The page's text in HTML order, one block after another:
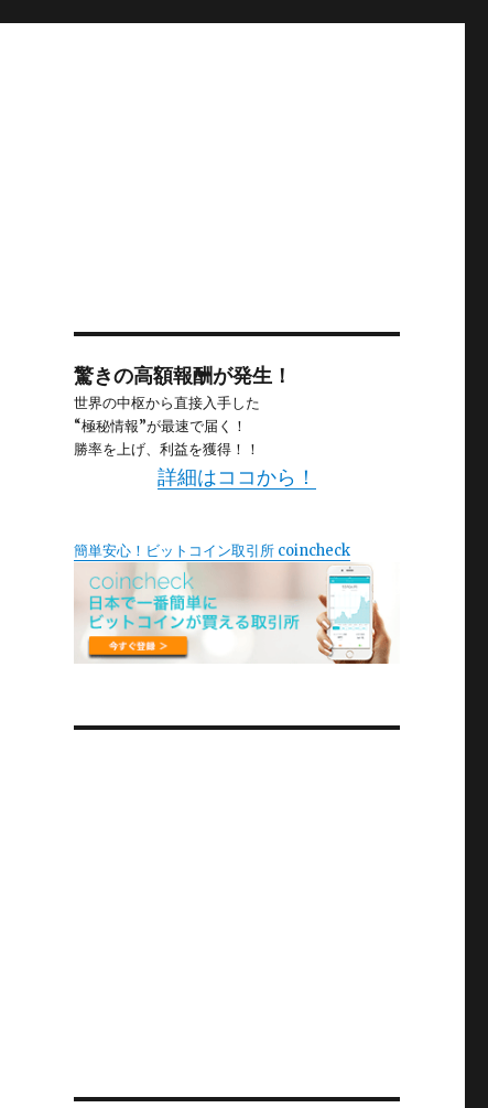
驚きの高額報酬が発生！
世界の中枢から直接入手した
“極秘情報”が最速で届く！
勝率を上げ、利益を獲得！！
詳細はココから！
簡単安心！ビットコイン取引所 coincheck